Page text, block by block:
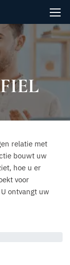
relatie met
bouwt uw
hoe u er
voor
ontvangt uw